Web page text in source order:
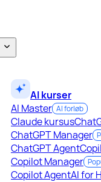
AI kurser
AI Master AI forløb
Claude kursus
ChatGPT Manager
ChatGPT Agent
Copilot Manager
Copilot AgentAI for